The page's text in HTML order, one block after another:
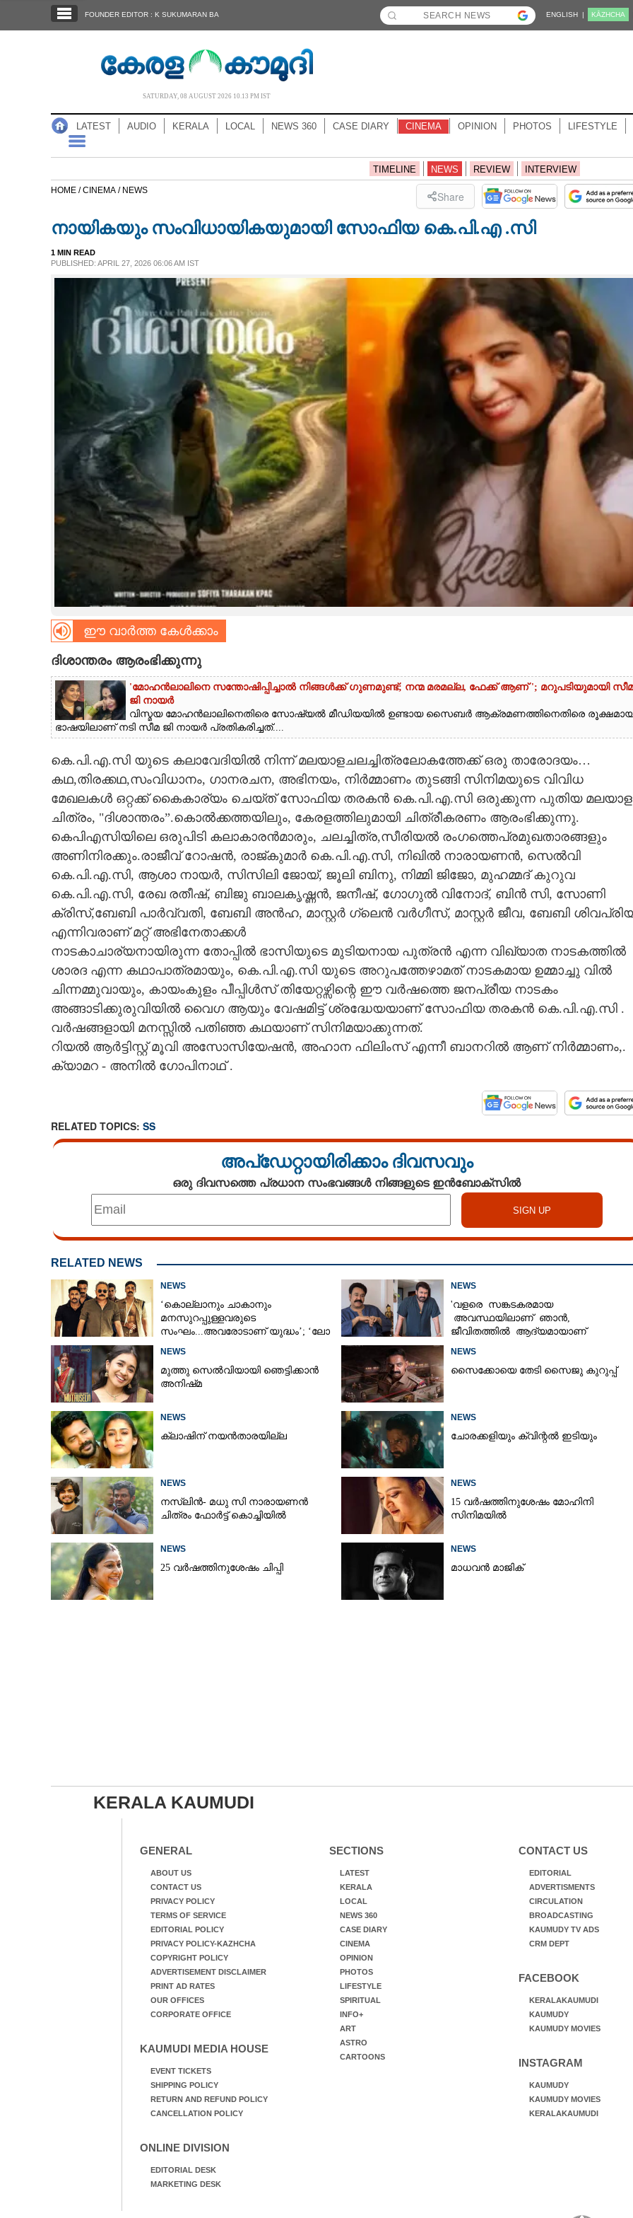
NOTIFIED NEWS
CARTOONS
LITERATURE
CONTACT US
FOUNDER EDITOR : K SUKUMARAN BA ENGLISH | KĀZHCHA
SATURDAY, 08 AUGUST 2026 10.13 PM IST
LATEST AUDIO KERALA LOCAL NEWS 360 CASE DIARY CINEMA OPINION PHOTOS LIFESTYLE
TIMELINE NEWS REVIEW INTERVIEW
HOME /CINEMA / NEWS Share
നായികയും സംവിധായികയുമായി സോഫിയ കെ.പി.എ .സി
1 MIN READ
PUBLISHED: APRIL 27, 2026 06:06 AM IST
ഈ വാർത്ത കേൾക്കാം
ദിശാന്തരം ആരംഭിക്കുന്നു
'മോഹൻലാലിനെ സന്തോഷിപ്പിച്ചാൽ നിങ്ങൾക്ക് ഗുണമുണ്ട്; നന്മ മരമല്ല, ഫേക്ക് ആണ് '; മറുപടിയുമായി സീമ
ജി നായർ
വിസ്മയ മോഹൻലാലിനെതിരെ സോഷ്യൽ മീഡിയയിൽ ഉണ്ടായ സൈബർ ആക്രമണത്തിനെതിരെ
ഭാഷയിലാണ് നടി സീമ ജി നായർ പ്രതികരിച്ചത്....
കെ.പി.എ.സി യുടെ കലാവേദിയിൽ നിന്ന് മലയാളചലച്ചിത്രലോകത്തേക്ക് ഒരു താരോദയം…
കഥ,തിരക്കഥ,സംവിധാനം, ഗാനരചന, അഭിനയം, നിർമ്മാണം തുടങ്ങി സിനിമയുടെ വിവിധ
മേഖലകൾ ഒറ്റക്ക് കൈകാര്യം ചെയ്ത് സോഫിയ തരകൻ കെ.പി.എ.സി ഒരുക്കുന്ന പുതിയ മലയാള
ചിത്രം, "ദിശാന്തരം”.കൊൽക്കത്തയിലും, കേരളത്തിലുമായി ചിത്രീകരണം ആരംഭിക്കുന്നു.
കെപിഎസിയിലെ ഒരുപിടി കലാകാരൻമാരും, ചലച്ചിത്ര,സീരിയൽ രംഗത്തെപ്രമുഖതാരങ്ങളും
അണിനിരക്കും.രാജീവ് റോഷൻ, രാജ്കുമാർ കെ.പി.എ.സി, നിഖിൽ നാരായണൻ, സെൽവി
കെ.പി.എ.സി, ആശാ നായർ, സിസിലി ജോയ്, ജൂലി ബിനു, നിമ്മി ജിജോ, മുഹമ്മദ്‌ കുറുവ
കെ.പി.എ.സി, രേഖ രതീഷ്, ബിജു ബാലകൃഷ്ണൻ, ജനീഷ്, ഗോഗുൽ വിനോദ്, ബിൻ സി, സോണി
ക്രിസ്,ബേബി പാർവ്വതി, ബേബി അൻഹ, മാസ്റ്റർ ഗ്ലെൻ വർഗീസ്, മാസ്റ്റർ ജീവ, ബേബി
എന്നിവരാണ് മറ്റ് അഭിനേതാക്കൾ
നാടകാചാര്യനായിരുന്ന തോപ്പിൽ ഭാസിയുടെ മുടിയനായ പുത്രൻ എന്ന വിഖ്യാത നാടകത്തിൽ
ശാരദ എന്ന കഥാപാത്രമായും, കെ.പി.എ.സി യുടെ അറുപത്തേഴാമത് നാടകമായ ഉമ്മാച്ചു വിൽ
ചിന്നമ്മുവായും, കായംകുളം പീപ്പിൾസ് തിയേറ്റഴ്സിന്റെ ഈ വർഷത്തെ ജനപ്രീയ നാടകം
അങ്ങാടിക്കുരുവിയിൽ വൈഗ ആയും വേഷമിട്ട് ശ്രദ്ധേയയാണ് സോഫിയ തരകൻ കെ.പി.എ.സി .
വർഷങ്ങളായി മനസ്സിൽ പതിഞ്ഞ കഥയാണ് സിനിമയാക്കുന്നത്.
റിയൽ ആർട്ടിസ്റ്റ് മൂവി അസോസിയേഷൻ, അഹാന ഫിലിംസ് എന്നീ ബാനറിൽ ആണ് നിർമ്മാണം,.
ക്യാമറ - അനിൽ ഗോപിനാഥ് .
RELATED TOPICS: SS
അപ്ഡേറ്റായിരിക്കാം ദിവസവും
ഒരു ദിവസത്തെ പ്രധാന സംഭവങ്ങൾ നിങ്ങളുടെ ഇൻബോക്സിൽ
RELATED NEWS
NEWS
‘കൊല്ലാനും ചാകാനും
മനസുറപ്പുള്ളവരുടെ
സംഘം...അവരോടാണ് യുദ്ധം’; ‘ലോ
NEWS
'വളരെ സങ്കടകരമായ
അവസ്ഥയിലാണ് ഞാൻ,
ജീവിതത്തിൽ ആദ്യമായാണ്
NEWS
മുത്തു സെൽവിയായി ഞെട്ടിക്കാൻ
അനിഷ്‌മ
NEWS
സൈക്കോയെ തേടി സൈജു കുറുപ്പ്
NEWS
ക്ലാഷിന് നയൻതാരയില്ല
NEWS
ചോരക്കളിയും ക്വിന്റൽ ഇടിയും
NEWS
നസ്ലിൻ- മധു സി നാരായണൻ
ചിത്രം ഫോർട്ട് കൊച്ചിയിൽ
NEWS
15 വർഷത്തിനുശേഷം മോഹിനി
സിനിമയിൽ
NEWS
25 വർഷത്തിനുശേഷം ചിപ്പി
NEWS
മാധവൻ മാജിക്
KERALA KAUMUDI
GENERAL
ABOUT US
CONTACT US
PRIVACY POLICY
TERMS OF SERVICE
EDITORIAL POLICY
PRIVACY POLICY-KAZHCHA
COPYRIGHT POLICY
ADVERTISEMENT DISCLAIMER
PRINT AD RATES
OUR OFFICES
CORPORATE OFFICE
KAUMUDI MEDIA HOUSE
EVENT TICKETS
SHIPPING POLICY
RETURN AND REFUND POLICY
CANCELLATION POLICY
ONLINE DIVISION
EDITORIAL DESK
MARKETING DESK
SECTIONS
LATEST
KERALA
LOCAL
NEWS 360
CASE DIARY
CINEMA
OPINION
PHOTOS
LIFESTYLE
SPIRITUAL
INFO+
ART
ASTRO
CARTOONS
CONTACT US
EDITORIAL
ADVERTISMENTS
CIRCULATION
BROADCASTING
KAUMUDY TV ADS
CRM DEPT
FACEBOOK
KERALAKAUMUDI
KAUMUDY
KAUMUDY MOVIES
INSTAGRAM
KAUMUDY
KAUMUDY MOVIES
KERALAKAUMUDI
നായികയും സംവിധായികയുമായി